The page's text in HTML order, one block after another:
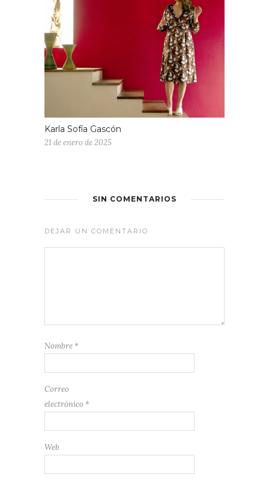
Karla Sofía Gascón
21 de enero de 2025
SIN COMENTARIOS
DEJAR UN COMENTARIO
Nombre *
Correo
electrónico *
Web